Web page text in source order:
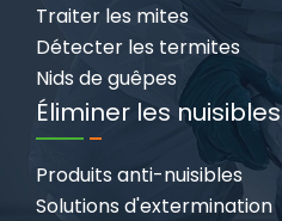
Traiter les mites
Détecter les termites
Nids de guêpes
Éliminer les nuisibles
Produits anti-nuisibles
Solutions d'extermination